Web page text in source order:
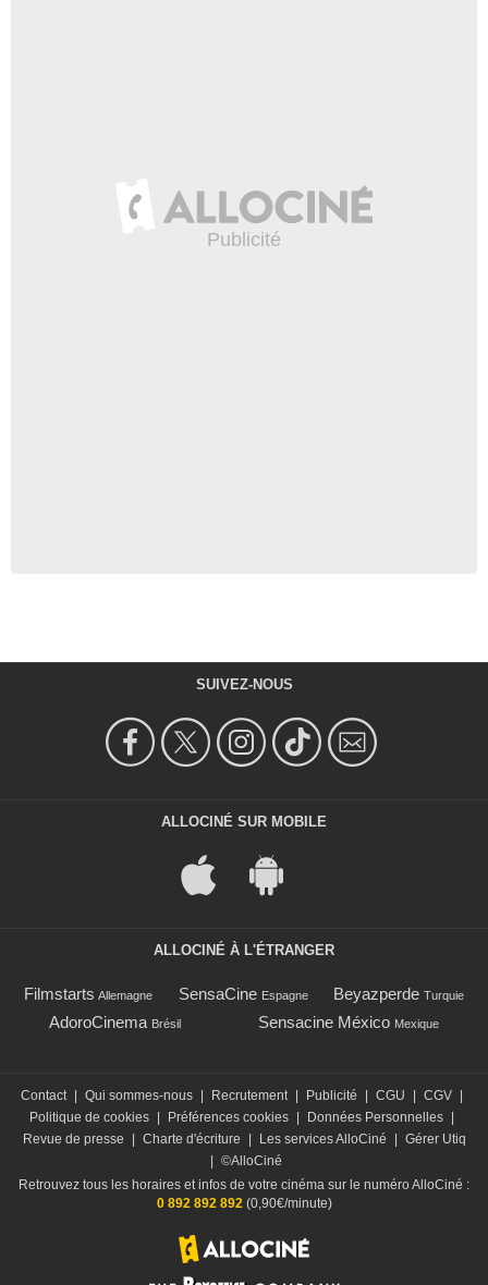
SUIVEZ-NOUS
ALLOCINÉ SUR MOBILE
ALLOCINÉ À L'ÉTRANGER
Filmstarts Allemagne SensaCine Espagne Beyazperde Turquie
AdoroCinema Brésil Sensacine México Mexique
Contact | Qui sommes-nous | Recrutement | Publicité | CGU | CGV |
Politique de cookies | Préférences cookies | Données Personnelles |
Revue de presse
| Charte d'écriture | Les services AlloCiné | Gérer Utiq
| ©AlloCiné
Retrouvez tous les horaires et infos de votre cinéma sur le numéro AlloCiné :
0 892 892 892 (0,90€/minute)